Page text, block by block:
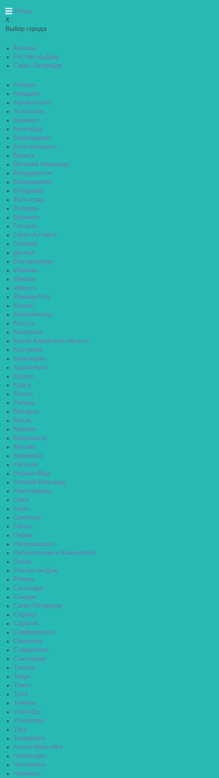
Абаза
X
Выбор города
Москва
Ростов-на-Дону
Санкт-Петербург
Абакан
Анадырь
Архангельск
Астрахань
Барнаул
Белгород
Биробиджан
Благовещенск
Брянск
Великий Новгород
Владивосток
Владикавказ
Владимир
Волгоград
Вологда
Воронеж
Гатчина
Горно-Алтайск
Грозный
Донецк
Екатеринбург
Иваново
Ижевск
Иркутск
Йошкар-Ола
Казань
Калининград
Калуга
Кемерово
Киров Кировская область
Кострома
Краснодар
Красноярск
Курган
Курск
Кызыл
Липецк
Магадан
Магас
Майкоп
Махачкала
Москва
Мурманск
Нальчик
Нарьян-Мар
Нижний Новгород
Новосибирск
Омск
Орёл
Оренбург
Пенза
Пермь
Петрозаводск
Петропавловск-Камчатский
Псков
Ростов-на-Дону
Рязань
Салехард
Самара
Санкт-Петербург
Саранск
Саратов
Симферополь
Смоленск
Ставрополь
Сыктывкар
Тамбов
Тверь
Томск
Тула
Тюмень
Улан-Удэ
Ульяновск
Уфа
Хабаровск
Ханты-Мансийск
Чебоксары
Челябинск
Черкесск